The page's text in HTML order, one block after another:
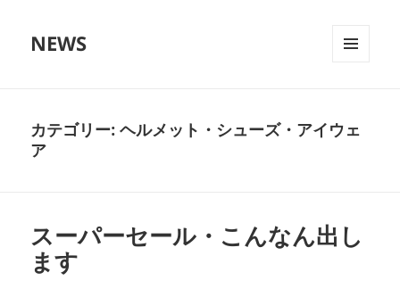
NEWS
カテゴリー:ヘルメット・シューズ・アイウェ
ア
スーパーセール・こんなん出し
ます